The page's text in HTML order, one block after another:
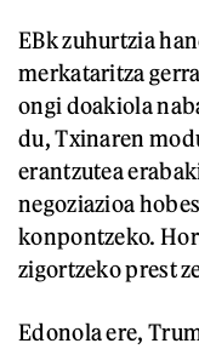
EBk zuhurtzia
merkataritza
ongi doakiola
du, Txinaren
erantzutea
negoziazioa
konpontzeko.
zigortzeko prest
Edonola ere,